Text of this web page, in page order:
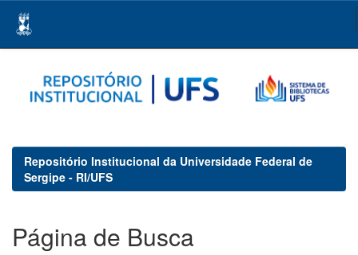
navigation
Repositório Institucional da Universidade Federal de
Sergipe - RI/UFS
Página de Busca